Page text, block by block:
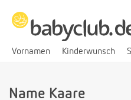
Vornamen Kinderwunsch
Name Kaare